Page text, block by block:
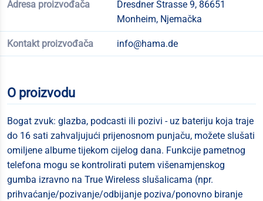
Adresa proizvođača
Dresdner Strasse 9, 86651
Monheim, Njemačka
Kontakt proizvođača info@hama.de
O proizvodu
Bogat zvuk: glazba, podcasti ili pozivi - uz bateriju koja traje
do 16 sati zahvaljujući prijenosnom punjaču, možete slušati
omiljene albume tijekom cijelog dana. Funkcije pametnog
telefona mogu se kontrolirati putem višenamjenskog
gumba izravno na True Wireless slušalicama (npr.
prihvaćanje/pozivanje/odbijanje poziva/ponovno biranje